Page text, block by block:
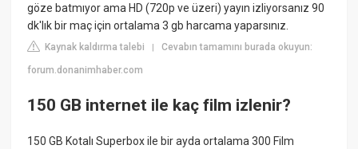
göze batmıyor ama HD (720p ve üzeri) yayın izliyorsanız 90
dk'lık bir maç için ortalama 3 gb harcama yaparsınız.
Kaynak kaldırma talebi |Cevabın tamamını burada okuyun:
forum.donanimhaber.com
150 GB internet ile kaç film izlenir?
150 GB Kotalı Superbox ile bir ayda ortalama 300 Film